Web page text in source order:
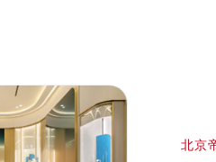
北京